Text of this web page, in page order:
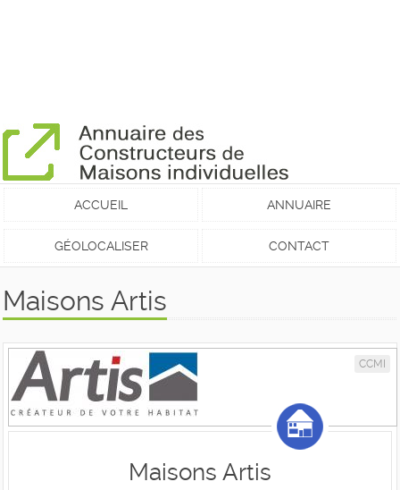
ACCUEIL ANNUAIRE
GÉOLOCALISER CONTACT
Maisons Artis
CCMI
Maisons Artis